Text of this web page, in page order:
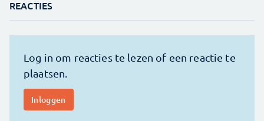
REACTIES